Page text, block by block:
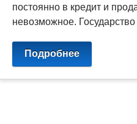
постоянно в кредит и
невозможное.
Подробнее